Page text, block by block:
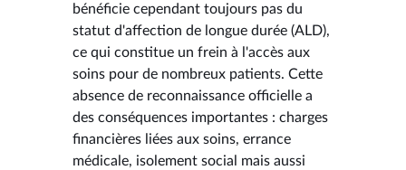
bénéficie cependant toujours pas du
statut d'affection de longue durée (ALD),
ce qui constitue un frein à l'accès aux
soins pour de nombreux patients. Cette
absence de reconnaissance officielle a
des conséquences importantes : charges
financières liées aux soins, errance
médicale, isolement social mais aussi